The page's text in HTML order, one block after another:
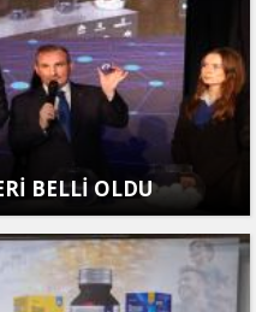
BELLİ OLDU